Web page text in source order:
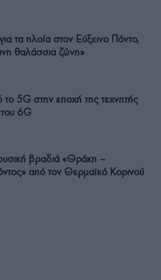
τα πλοία στον Εύξεινο Πόντο,
θαλάσσια ζώνη»
5G στην εποχή της τεχνητής
6G
βραδιά «Θράκη –
από τον Θερμαϊκό Κορινού